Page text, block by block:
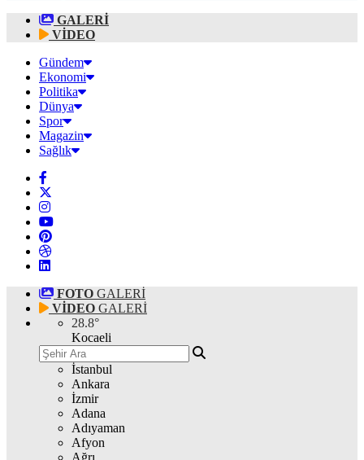
GALERİ
VİDEO
Gündem
Ekonomi
Politika
Dünya
Spor
Magazin
Sağlık
FOTO GALERİ
VİDEO GALERİ
28.8°
Kocaeli
İstanbul
Ankara
İzmir
Adana
Adıyaman
Afyon
Ağrı